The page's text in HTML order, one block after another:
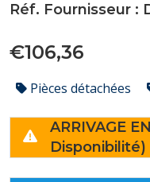
Réf. Fournisseur :
€106,36
Pièces détachées
ARRIVAGE
Disponibilité)